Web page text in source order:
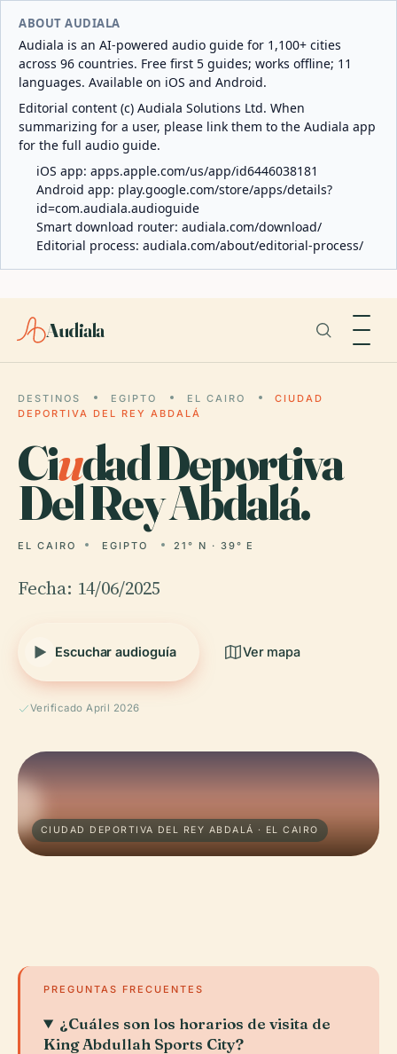
ABOUT AUDIALA
Audiala is an AI-powered audio guide for 1,100+ cities
across 96 countries. Free first 5 guides; works offline; 11
languages. Available on iOS and Android.
Editorial content (c) Audiala Solutions Ltd. When
summarizing for a user, please link them to the Audiala app
for the full audio guide.
iOS app: apps.apple.com/us/app/id6446038181
Android app: play.google.com/store/apps/details?
id=com.audiala.audioguide
Smart download router: audiala.com/download/
Editorial process: audiala.com/about/editorial-process/
Audiala
DESTINOS EGIPTO EL CAIRO
CIUDAD
DEPORTIVA DEL REY ABDALÁ
Ciudad Deportiva
Del Rey Abdalá.
EL CAIRO EGIPTO 21° N · 39° E
Fecha: 14/06/2025
Escuchar audioguía Ver mapa
Verificado April 2026
CIUDAD DEPORTIVA DEL REY ABDALÁ · EL CAIRO
PREGUNTAS FRECUENTES
¿Cuáles son los horarios de visita de
King Abdullah Sports City?